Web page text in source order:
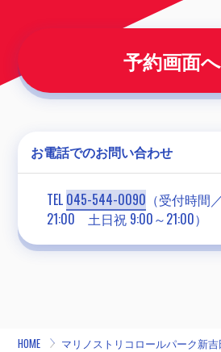
予約画面へ
お電話でのお問い合わせ
TEL 045-544-0090 （受付時間
21:00 土日祝 9:00～21:00）
HOME マリノストリコロールパーク新吉